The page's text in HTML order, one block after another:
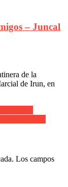
– Juncal
de la
de Irun, en
Los campos